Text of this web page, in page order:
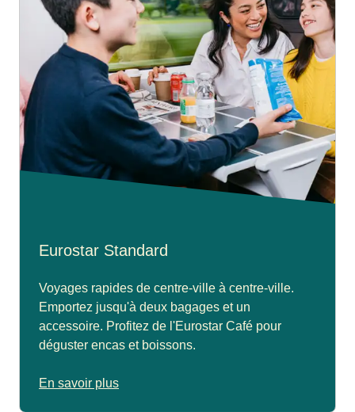
Eurostar Standard
Voyages rapides de centre-ville à centre-ville.
Emportez jusqu'à deux bagages et un
accessoire. Profitez de l'Eurostar Café pour
déguster encas et boissons.
En savoir plus